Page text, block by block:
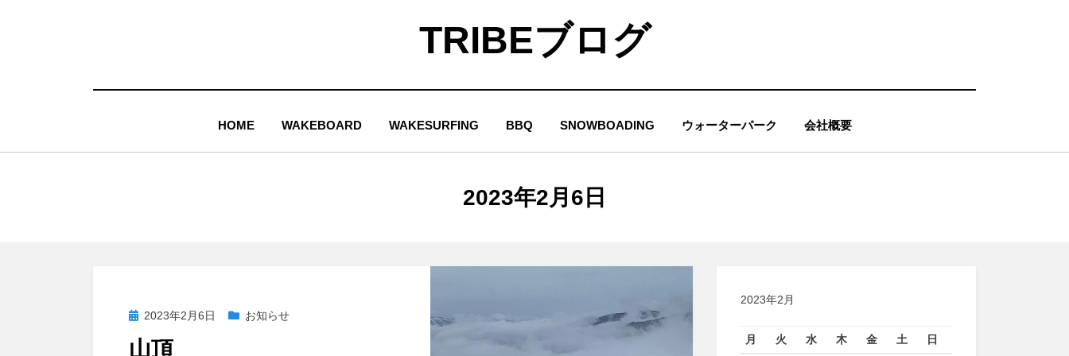
TRIBEブログ
HOME WAKEBOARD WAKESURFING BBQ SNOWBOADING ウォーターパーク 会社概要
日
:
2023年2月6日
投
稿
2023年2月6日 お知らせ
山頂
2023年2月
月 火 水 木 金 土 日